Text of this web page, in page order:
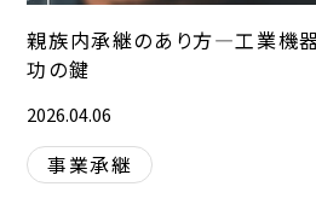
親族内承継のあり方―工業機
功の鍵
2026.04.06
事業承継